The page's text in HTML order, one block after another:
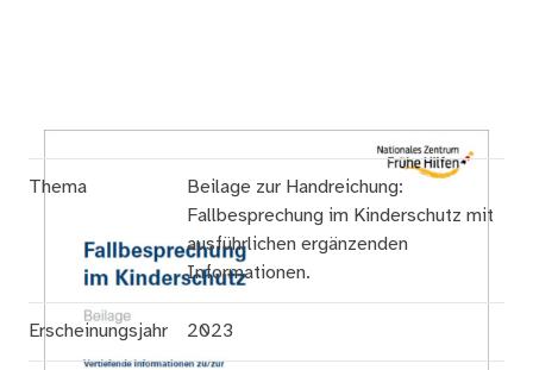
Thema
Beilage zur Handreichung:
Fallbesprechung im Kinderschutz mit
ausführlichen ergänzenden
Informationen.
Erscheinungsjahr 2023